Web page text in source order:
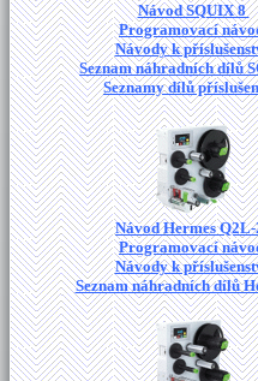
Návod SQUIX 8
Programovací
Návody k
Seznam náhradních dílů
Seznamy dílů
Návod Hermes
Programovací
Návody k
Seznam náhradních dílů